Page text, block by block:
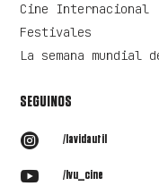
Cine Internacional
Festivales
La semana
SEGUINOS
 /lavidautil
 /lvu_cine